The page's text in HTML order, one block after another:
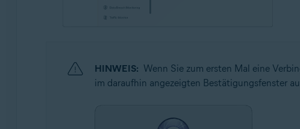
HINWEIS: Wenn Sie zum ersten Mal eine
im daraufhin angezeigten Bestätigungsfenster